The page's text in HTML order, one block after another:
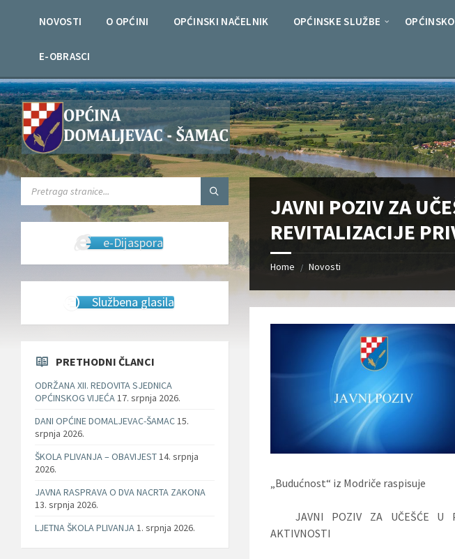
NOVOSTI O OPĆINI OPĆINSKI NAČELNIK OPĆINSKE SLUŽBE
E-OBRASCI
JAVNI POZIV ZA
REVITALIZACIJE
Home / Novosti
„Budućnost“ iz Modriče raspisuje
JAVNI POZIV ZA UČEŠĆE U
AKTIVNOSTI
SEARCH:
e-Dijaspora
Službena glasila
PRETHODNI ČLANCI
ODRŽANA XII. REDOVITA SJEDNICA
OPĆINSKOG VIJEĆA17. srpnja 2026.
DANI OPĆINE DOMALJEVAC-ŠAMAC15.
srpnja 2026.
ŠKOLA PLIVANJA – OBAVIJEST14. srpnja
2026.
JAVNA RASPRAVA O DVA NACRTA ZAKONA
13. srpnja 2026.
LJETNA ŠKOLA PLIVANJA1. srpnja 2026.